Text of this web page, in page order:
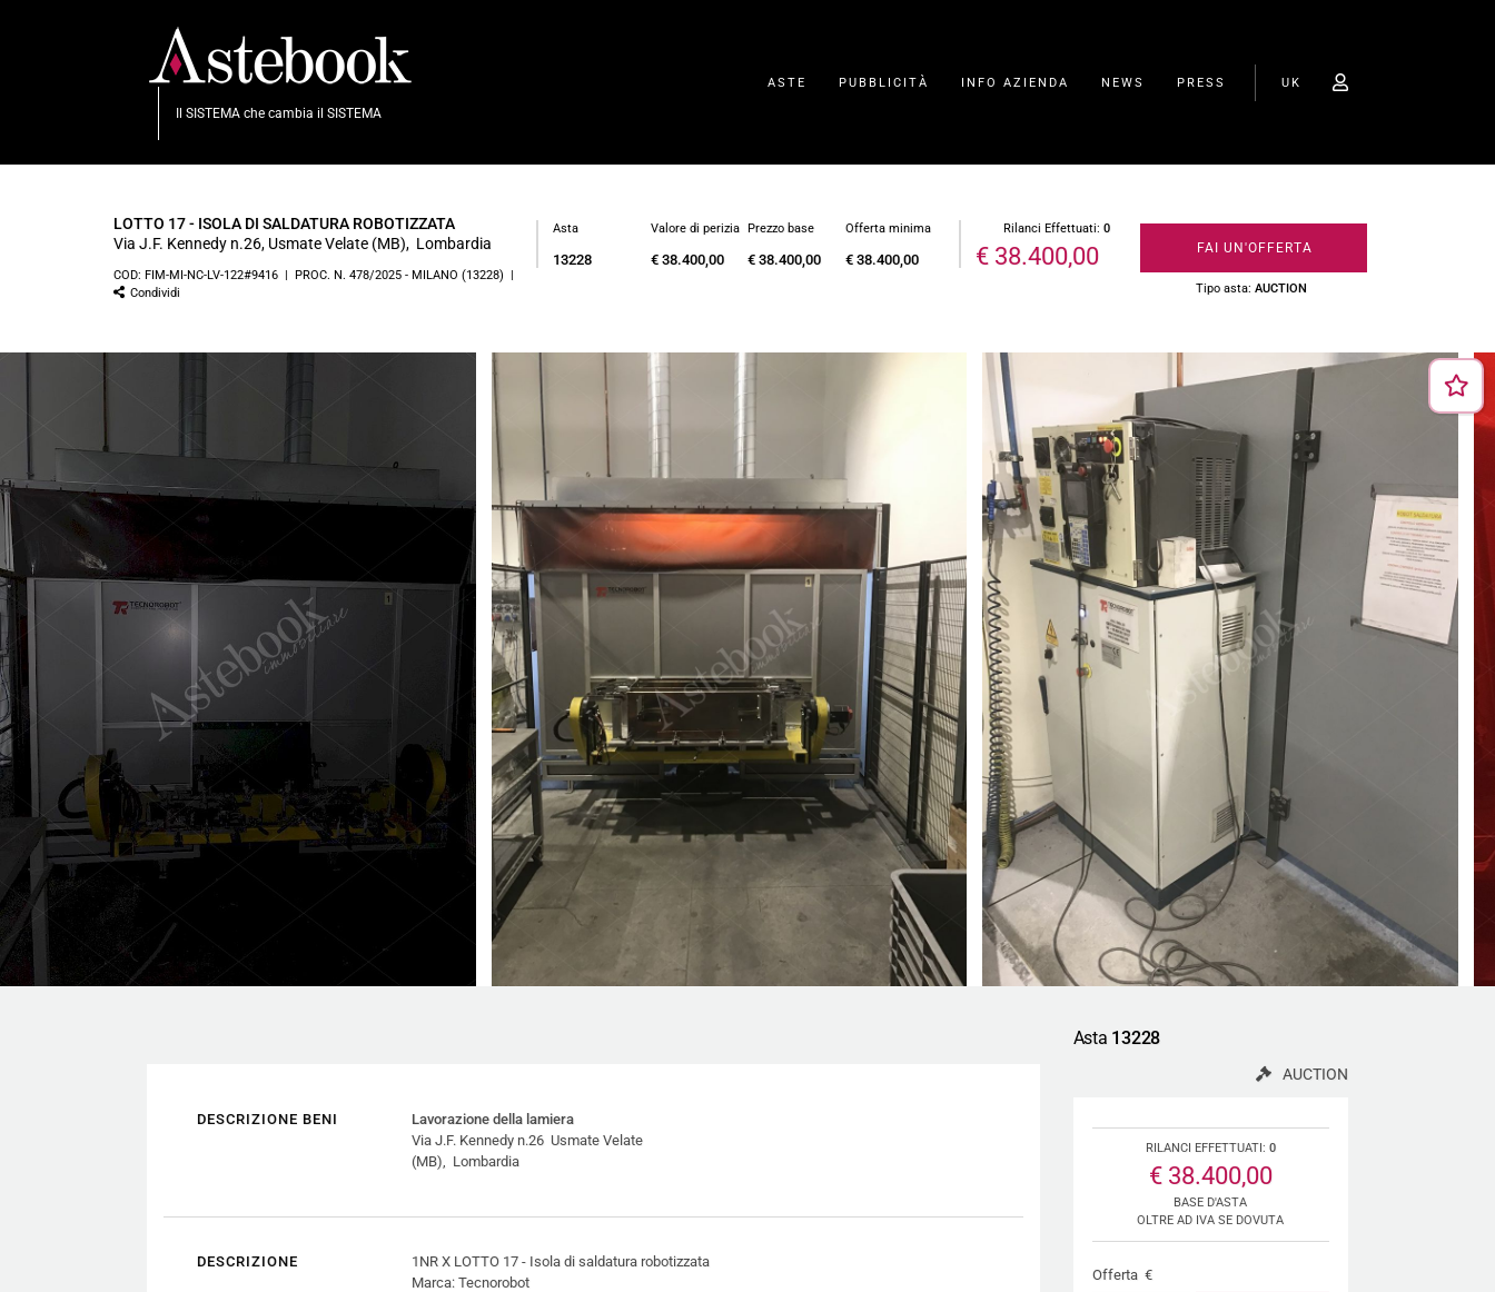
Il SISTEMA che cambia il SISTEMA
ASTE PUBBLICITÀ INFO AZIENDA NEWS PRESS UK
LOTTO 17 - ISOLA DI SALDATURA ROBOTIZZATA
Via J.F. Kennedy n.26, Usmate Velate (MB), Lombardia
COD: FIM-MI-NC-LV-122#9416 | PROC. N. 478/2025 - MILANO (13228) |
Condividi
Asta
13228
Valore di perizia
€ 38.400,00
Prezzo base
€ 38.400,00
Offerta minima
€ 38.400,00
Rilanci Effettuati: 0
€ 38.400,00 FAI UN'OFFERTA
Tipo asta: AUCTION
DESCRIZIONE BENI
Lavorazione della lamiera
Via J.F. Kennedy n.26 Usmate Velate
(MB), Lombardia
DESCRIZIONE
1NR X LOTTO 17 - Isola di saldatura robotizzata
Marca: Tecnorobot
Asta 13228
AUCTION
RILANCI EFFETTUATI: 0
€ 38.400,00
BASE D'ASTA
OLTRE AD IVA SE DOVUTA
Offerta €